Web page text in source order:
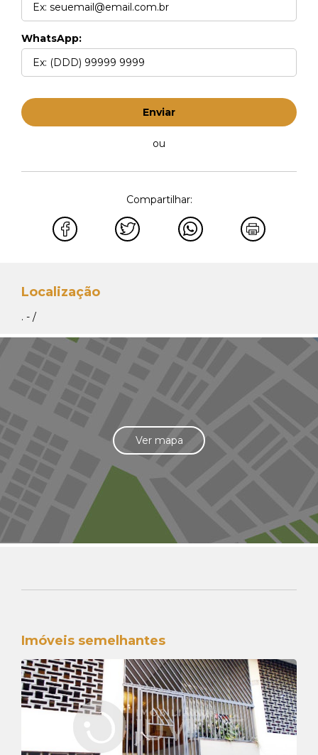
WhatsApp:
Enviar
ou
Compartilhar:
Localização
. - /
Ver mapa
Imóveis semelhantes